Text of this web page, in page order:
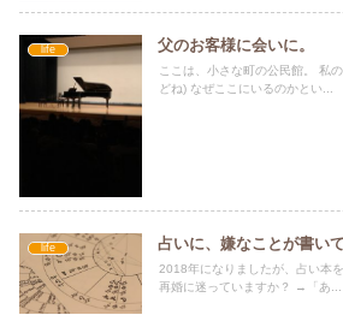
life 父のお客様に会いに。
ここは、小さな町の公民館。 私
どね) なぜここにいるのかとい...
life 占いに、嫌なことが書い
2018年になりましたが、占い本
再婚に迷っていますか？ →「あ...